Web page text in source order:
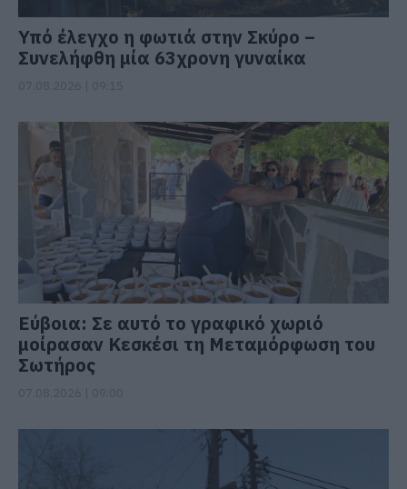
Υπό έλεγχο η φωτιά στην Σκύρο –
Συνελήφθη μία 63χρονη γυναίκα
Εύβοια: Σε αυτό το γραφικό χωριό
μοίρασαν Κεσκέσι τη Μεταμόρφωση του
Σωτήρος